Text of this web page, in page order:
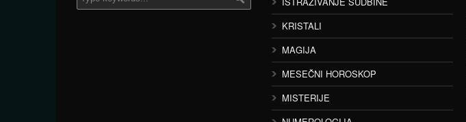
KRISTALI
MAGIJA
MESEČNI HOROSKOP
MISTERIJE